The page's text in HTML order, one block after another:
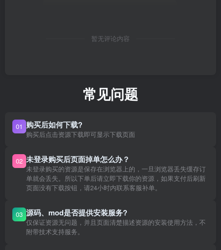
暂无评论内容
常见问题
01 购买后如何下载?
购买后点击资源下载即可显示下载页面
02 未登录购买后页面掉单怎么办？
未登录购买的资源是保存在浏览器上的，一旦浏览器丢失缓存订
单就会丢失。所以下单后请立即下载你的资源，如果支付后刷新
页面没有下载按钮，请24小时内联系客服补单。
03 源码、mod是否提供安装服务?
仅保证资源无问题，并且页面清楚描述资源的安装使用方法，不
附带技术支持服务。